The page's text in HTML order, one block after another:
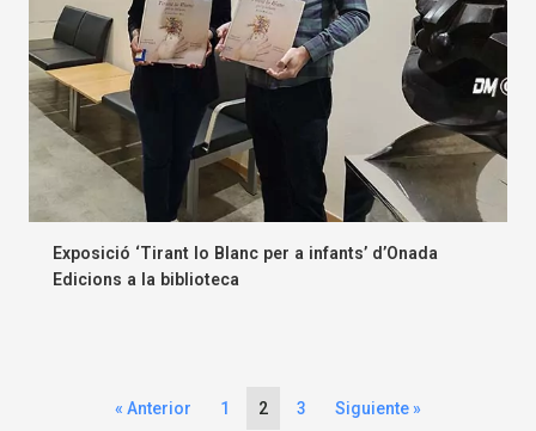
Exposició ‘Tirant lo Blanc per a infants’ d’Onada
Edicions a la biblioteca
« Anterior 1 2 3 Siguiente »